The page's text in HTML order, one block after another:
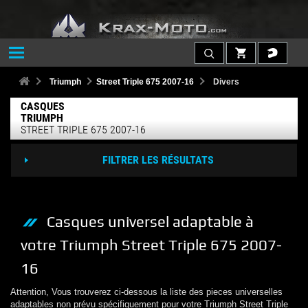
Triumph Street Triple 675 2007-16 Divers
CASQUES
TRIUMPH
STREET TRIPLE 675 2007-16
FILTRER LES RÉSULTATS
Casques universel adaptable à
votre Triumph Street Triple 675 2007-
16
Attention, Vous trouverez ci-dessous la liste des pieces universelles
adaptables non prévu spécifiquement pour votre Triumph Street Triple